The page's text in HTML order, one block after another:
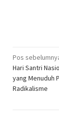
pos
Pos
Hari Santri
yang Menuduh
Radikalisme